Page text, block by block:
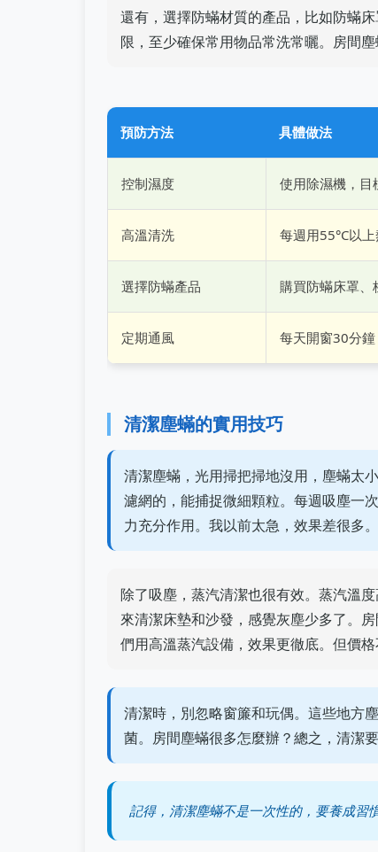
還有，選擇防蟎材質的產品，比如防蟎
限，至少確保常用物品常洗常曬。房間
預防方法 具體做法
控制濕度 使用除濕機，目
高溫清洗 每週用55°C以
選擇防蟎產品 購買防蟎床罩、
定期通風 每天開窗30分鐘
清潔塵蟎的實用技巧
清潔塵蟎，光用掃把掃地沒用，塵蟎太
濾網的，能捕捉微細顆粒。每週吸塵一
力充分作用。我以前太急，效果差很多。
除了吸塵，蒸汽清潔也很有效。蒸汽溫
來清潔床墊和沙發，感覺灰塵少多了。
們用高溫蒸汽設備，效果更徹底。但價
清潔時，別忽略窗簾和玩偶。這些地方
菌。房間塵蟎很多怎麼辦？總之，清潔
記得，清潔塵蟎不是一次性的，要養成習